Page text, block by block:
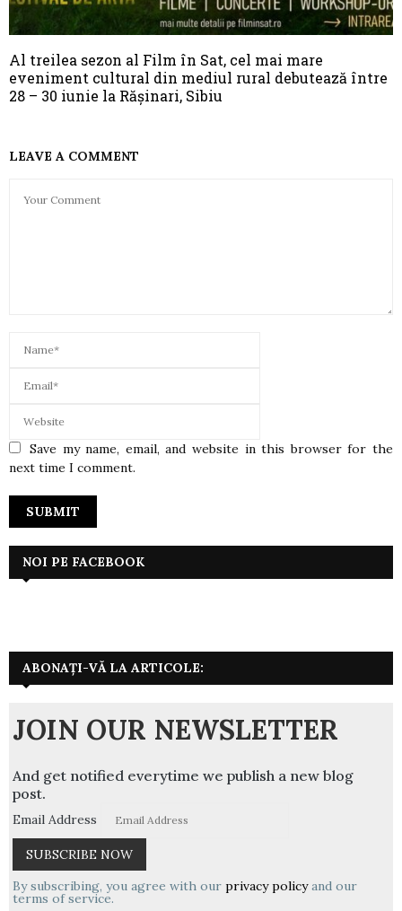
Al treilea sezon al Film în Sat, cel mai mare
eveniment cultural din mediul rural debutează între
28 – 30 iunie la Rășinari, Sibiu
LEAVE A COMMENT
Save my name, email, and website in this browser for the
next time I comment.
NOI PE FACEBOOK
ABONAȚI-VĂ LA ARTICOLE:
JOIN OUR NEWSLETTER
And get notified everytime we publish a new blog
post.
Email Address
By subscribing, you agree with our privacy policyand our
terms of service.